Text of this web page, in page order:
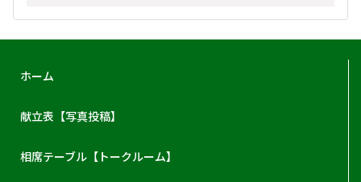
ホーム
献立表【写真投稿】
相席テーブル【トークルーム】